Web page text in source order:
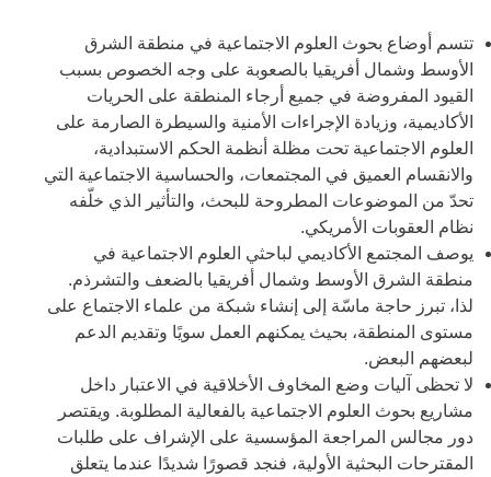
تتسم أوضاع بحوث العلوم الاجتماعية في منطقة الشرق
الأوسط وشمال أفريقيا بالصعوبة على وجه الخصوص بسبب
القيود المفروضة في جميع أرجاء المنطقة على الحريات
الأكاديمية، وزيادة الإجراءات الأمنية والسيطرة الصارمة على
العلوم الاجتماعية تحت مظلة أنظمة الحكم الاستبدادية،
والانقسام العميق في المجتمعات، والحساسية الاجتماعية التي
تحدّ من الموضوعات المطروحة للبحث، والتأثير الذي خلّفه
نظام العقوبات الأمريكي.
يوصف المجتمع الأكاديمي لباحثي العلوم الاجتماعية في
منطقة الشرق الأوسط وشمال أفريقيا بالضعف والتشرذم.
لذا، تبرز حاجة ماسّة إلى إنشاء شبكة من علماء الاجتماع على
مستوى المنطقة، بحيث يمكنهم العمل سويًا وتقديم الدعم
لبعضهم البعض.
لا تحظى آليات وضع المخاوف الأخلاقية في الاعتبار داخل
مشاريع بحوث العلوم الاجتماعية بالفعالية المطلوبة. ويقتصر
دور مجالس المراجعة المؤسسية على الإشراف على طلبات
المقترحات البحثية الأولية، فنجد قصورًا شديدًا عندما يتعلق